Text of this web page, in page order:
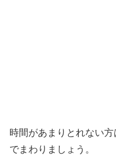
時間があまりとれない
でまわりましょう。